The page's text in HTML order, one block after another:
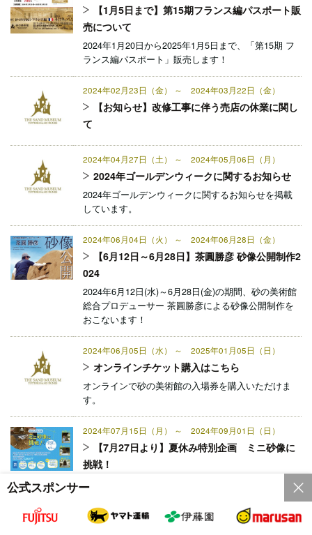
【1月5日まで】第15期フランス編パスポート販
売について
2024年1月20日から2025年1月5日まで、「第15期 フ
ランス編パスポート」販売します！
2024年02月23日（金） ～ 2024年03月22日（金）
【お知らせ】改修工事に伴う売店の休業に関し
て
2024年04月27日（土） ～ 2024年05月06日（月）
2024年ゴールデンウィークに関するお知らせ
2024年ゴールデンウィークに関するお知らせを掲載
しています。
2024年06月04日（火） ～ 2024年06月28日（金）
【6月12日～6月28日】茶圓勝彦 砂像公開制作2
024
2024年6月12日(水)～6月28日(金)の期間、砂の美術館
総合プロデューサー 茶圓勝彦による砂像公開制作を
おこないます！
2024年06月05日（水） ～ 2025年01月05日（日）
オンラインチケット購入はこちら
オンラインで砂の美術館の入場券を購入いただけま
す。
2024年07月15日（月） ～ 2024年09月01日（日）
【7月27日より】夏休み特別企画 ミニ砂像に
挑戦！
この夏、あなただけのミニ砂像で入賞を目指してみま
2024年07月16日（火） ～ 2024年09月01日（日）
公式スポンサー